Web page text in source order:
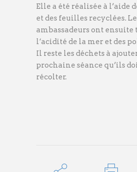
Elle a été réalisée à l’aide
et des feuilles recyclées.
ambassadeurs ont
l‘acidité de la mer et des
Il reste les déchets à
prochaine séance qu’ils
récolter.